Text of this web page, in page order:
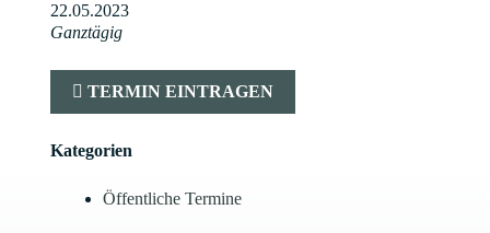
22.05.2023
Ganztägig
TERMIN EINTRAGEN
Kategorien
Öffentliche Termine